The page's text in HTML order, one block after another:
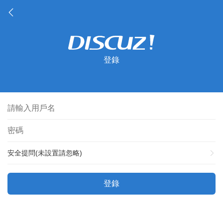
登錄
安全提問(未設置請忽略)
登錄